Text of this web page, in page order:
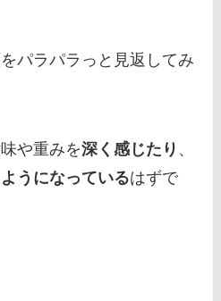
パラパラっと見返してみ
や重みを深く感じたり 、
うになっているはずで